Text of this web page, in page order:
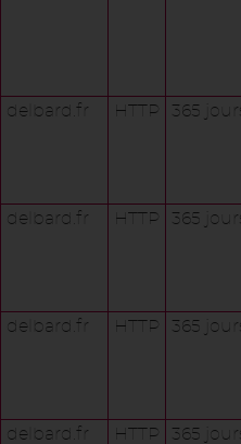
delbard.fr HTTP 365
delbard.fr HTTP 365
delbard.fr HTTP 365
delbard.fr HTTP 365